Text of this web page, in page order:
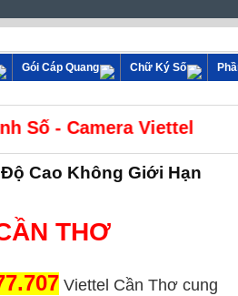
Gói Cáp Quang Chữ Ký Số
Hình Số - Camera
Cao Không Giới Hạn
THƠ
Viette l Cần Thơ cung